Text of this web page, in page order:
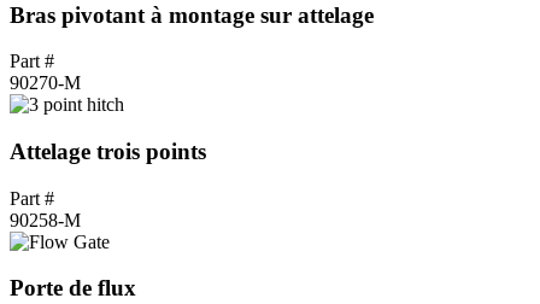
Bras pivotant à montage sur attelage
Part #
90270-M
Attelage trois points
Part #
90258-M
Porte de flux